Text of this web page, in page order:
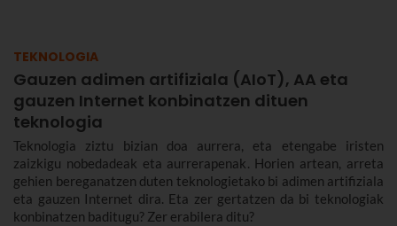
TEKNOLOGIA
Gauzen adimen artifiziala (AIoT), AA eta
gauzen Internet konbinatzen dituen
teknologia
Teknologia ziztu bizian doa aurrera, eta etengabe iristen
zaizkigu nobedadeak eta aurrerapenak. Horien artean, arreta
gehien bereganatzen duten teknologietako bi adimen artifiziala
eta gauzen Internet dira. Eta zer gertatzen da bi teknologiak
konbinatzen baditugu? Zer erabilera ditu?